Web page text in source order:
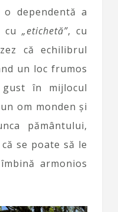
dependentă a
cu„etichetă”, cu
că echilibrul
un loc frumos
în mijlocul
om monden și
pământului,
se poate să le
armonios